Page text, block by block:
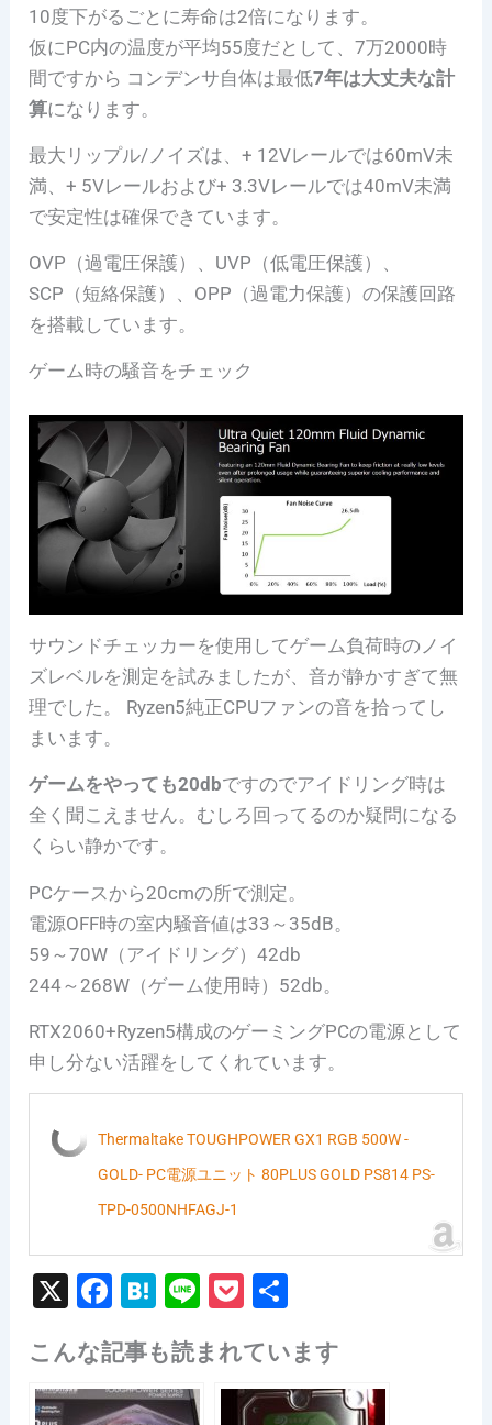
10度下がるごとに寿命は2倍になります。
仮にPC内の温度が平均55度だとして、7万2000時
間ですから コンデンサ自体は最低7年は大丈夫な計
算になります。
最大リップル/ノイズは、+ 12Vレールでは60mV未
満、+ 5Vレールおよび+ 3.3Vレールでは40mV未満
で安定性は確保できています。
OVP（過電圧保護）、UVP（低電圧保護）、
SCP（短絡保護）、OPP（過電力保護）の保護回路
を搭載しています。
ゲーム時の騒音をチェック
サウンドチェッカーを使用してゲーム負荷時のノイ
ズレベルを測定を試みましたが、音が静かすぎて無
理でした。 Ryzen5純正CPUファンの音を拾ってし
まいます。
ゲームをやっても20dbですのでアイドリング時は
全く聞こえません。むしろ回ってるのか疑問になる
くらい静かです。
PCケースから20cmの所で測定。
電源OFF時の室内騒音値は33～35dB。
59～70W（アイドリング）42db
244～268W（ゲーム使用時）52db。
RTX2060+Ryzen5構成のゲーミングPCの電源として
申し分ない活躍をしてくれています。
Thermaltake TOUGHPOWER GX1 RGB 500W -
GOLD- PC電源ユニット 80PLUS GOLD PS814 PS-
TPD-0500NHFAGJ-1
X
F
c
e
H
e
n
Li
e
P
c
k
こんな記事も読まれています